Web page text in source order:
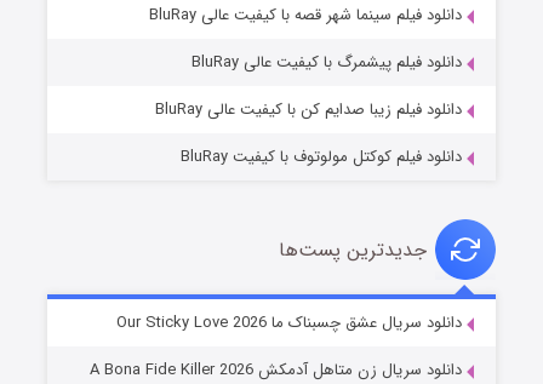
شوهر
دانلود فیلم سینما شهر قصه با کیفیت عالی BluRay
دانلود فیلم پیشمرگ با کیفیت عالی BluRay
دانلود فیلم زیبا صدایم کن با کیفیت عالی BluRay
دانلود فیلم کوکتل مولوتوف با کیفیت BluRay
جدیدترین پست‌ها
دانلود سریال عشق چسبناک ما Our Sticky Love 2026
دانلود سریال زن متاهل آدمکش A Bona Fide Killer 2026